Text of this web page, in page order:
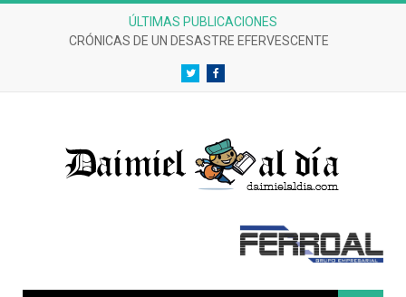
ÚLTIMAS PUBLICACIONES
CRÓNICAS DE UN DESASTRE EFERVESCENTE
TwitterFacebook